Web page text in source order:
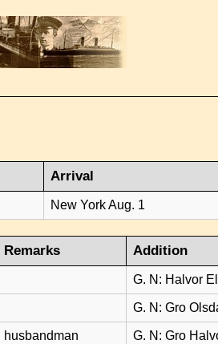
Arrival
New York Aug. 1
Remarks Addition
G. N: Halvor
G. N: Gro
husbandman G. N: Gro